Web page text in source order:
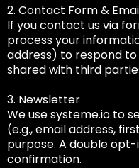
2. Contact Form &
If you contact us via
process your
address) to respond to
shared with third
3. Newsletter
We use systeme.io to
(e.g., email address,
purpose. A double
confirmation.